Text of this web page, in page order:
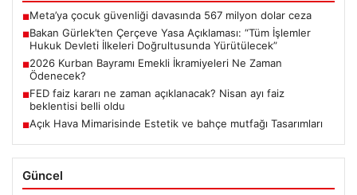
■Meta’ya çocuk güvenliği davasında 567 milyon dolar ceza
■Bakan Gürlek’ten Çerçeve Yasa Açıklaması: “Tüm İşlemler
Hukuk Devleti İlkeleri Doğrultusunda Yürütülecek”
■2026 Kurban Bayramı Emekli İkramiyeleri Ne Zaman
Ödenecek?
■FED faiz kararı ne zaman açıklanacak? Nisan ayı faiz
beklentisi belli oldu
■Açık Hava Mimarisinde Estetik ve bahçe mutfağı Tasarımları
Güncel